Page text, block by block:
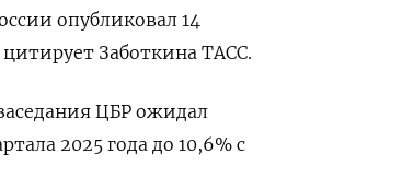
опубликовал 14
Заботкина ТАСС.
ЦБР ожидал
2025 года до 10,6% с